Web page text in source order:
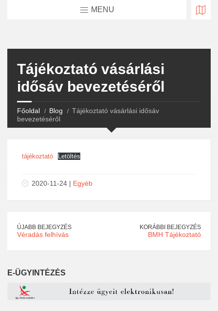
MENU
Tájékoztató vásárlási
idősáv bevezetéséről
Főoldal Blog
Tájékoztató vásárlási idősáv
bevezetéséről
tájékoztató Letöltés
2020-11-24 | Egyéb
ÚJABB BEJEGYZÉS
Véradás felhívás
KORÁBBI BEJEGYZÉS
BMH Tájékoztató
E-ÜGYINTÉZÉS